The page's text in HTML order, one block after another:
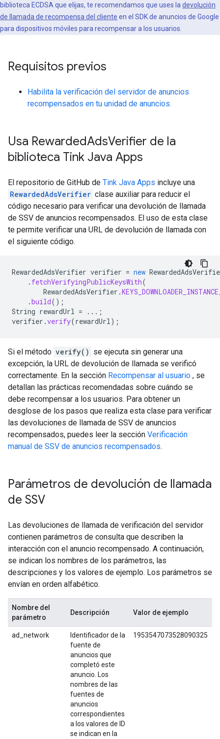
biblioteca ECDSA que elijas, te recomendamos que uses la devolución
de llamada de recompensa del cliente en el SDK de anuncios de Google
para dispositivos móviles para recompensar a los usuarios.
Requisitos previos
Habilita la verificación del servidor de anuncios
recompensados en tu unidad de anuncios.
Usa RewardedAdsVerifier de la
biblioteca Tink Java Apps
El repositorio de GitHub de Tink Java Apps incluye una
RewardedAdsVerifier clase auxiliar para reducir el
código necesario para verificar una devolución de llamada
de SSV de anuncios recompensados. El uso de esta clase
te permite verificar una URL de devolución de llamada con
el siguiente código.
RewardedAdsVerifier verifier = new
. fetchVerifyingPublicKeysWith(
RewardedAdsVerifier .
.build();
String rewardUrl =
...;
verifier .verify(rewardUrl);
Si el método verify() se ejecuta sin generar una
excepción, la URL de devolución de llamada se verificó
correctamente. En la sección Recompensar al usuario , se
detallan las prácticas recomendadas sobre cuándo se
debe recompensar a los usuarios. Para obtener un
desglose de los pasos que realiza esta clase para verificar
las devoluciones de llamada de SSV de anuncios
recompensados, puedes leer la sección Verificación
manual de SSV de anuncios recompensados.
Parámetros de devolución de llamada
de SSV
Las devoluciones de llamada de verificación del servidor
contienen parámetros de consulta que describen la
interacción con el anuncio recompensado. A continuación,
se indican los nombres de los parámetros, las
descripciones y los valores de ejemplo. Los parámetros se
envían en orden alfabético.
Nombre del
parámetro
Descripción Valor de ejemplo
ad_network
Identificador de la
fuente de
anuncios que
completó este
anuncio. Los
nombres de las
fuentes de
anuncios
correspondientes
a los valores de ID
se indican en la
1953547073528090325